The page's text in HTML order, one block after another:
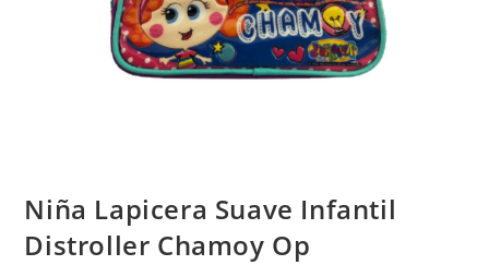
Niña Lapicera Suave Infantil
Distroller Chamoy Op